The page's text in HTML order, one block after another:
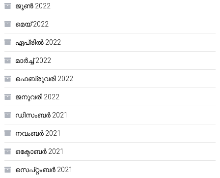
ജൂൺ 2022
മെയ്‌ 2022
ഏപ്രിൽ 2022
മാർച്ച്‌ 2022
ഫെബ്രുവരി 2022
ജനുവരി 2022
ഡിസംബർ 2021
നവംബർ 2021
ഒക്ടോബർ 2021
സെപ്റ്റംബർ 2021